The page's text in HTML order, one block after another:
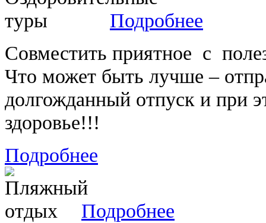
Подробнее
Совместить приятное с
Что может быть лучше –
долгожданный отпуск и при
здоровье!!!
Подробнее
Подробнее